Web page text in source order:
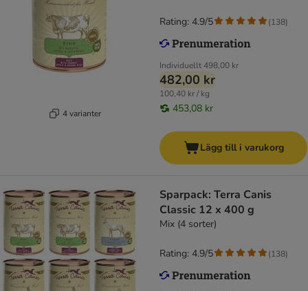
4 varianter
Individuellt498,00 kr
482,00 kr
100,40 kr / kg
453,08 kr
Rating: 4.9/5 (138)
Lägg till i varukorg
Sparpack: Terra Canis
Classic 12 x 400 g
Mix (4 sorter)
Rating: 4.9/5 (138)